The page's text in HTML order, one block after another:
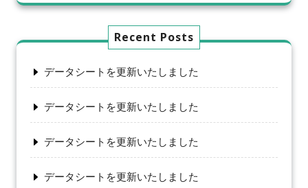
Recent Posts
データシートを更新いたしました
データシートを更新いたしました
データシートを更新いたしました
データシートを更新いたしました